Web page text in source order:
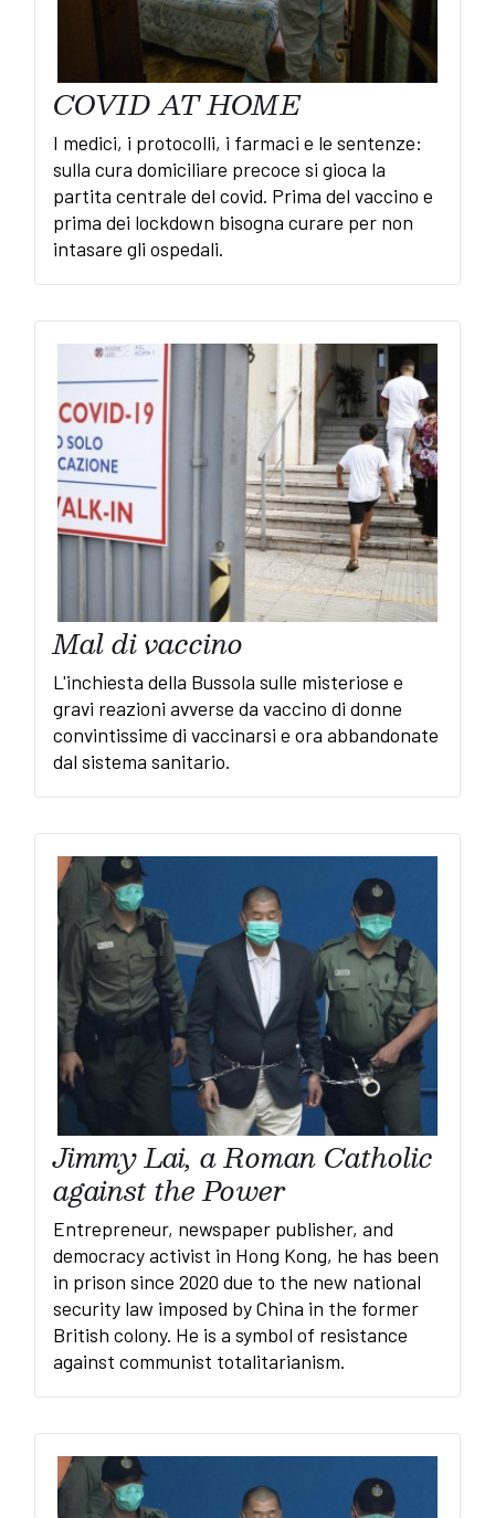
COVID AT HOME
I medici, i protocolli, i farmaci e le sentenze:
sulla cura domiciliare precoce si gioca la
partita centrale del covid. Prima del vaccino e
prima dei lockdown bisogna curare per non
intasare gli ospedali.
Mal di vaccino
L'inchiesta della Bussola sulle misteriose e
gravi reazioni avverse da vaccino di donne
convintissime di vaccinarsi e ora abbandonate
dal sistema sanitario.
Jimmy Lai, a Roman Catholic
against the Power
Entrepreneur, newspaper publisher, and
democracy activist in Hong Kong, he has been
in prison since 2020 due to the new national
security law imposed by China in the former
British colony. He is a symbol of resistance
against communist totalitarianism.